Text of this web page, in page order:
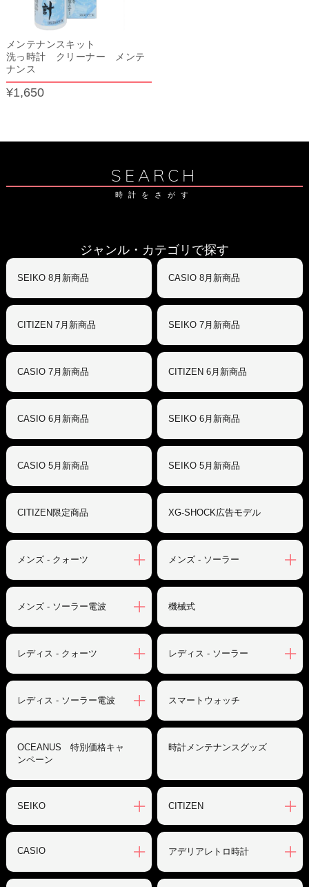
メンテナンスキット
洗っ時計 クリーナー メンテ
ナンス
¥1,650
SEARCH
時計をさがす
ジャンル・カテゴリで探す
SEIKO 8月新商品 CASIO 8月新商品
CITIZEN 7月新商品 SEIKO 7月新商品
CASIO 7月新商品 CITIZEN 6月新商品
CASIO 6月新商品 SEIKO 6月新商品
CASIO 5月新商品 SEIKO 5月新商品
CITIZEN限定商品 XG-SHOCK広告モデル
メンズ - クォーツ メンズ - ソーラー
メンズ - ソーラー電波 機械式
レディス - クォーツ レディス - ソーラー
レディス - ソーラー電波 スマートウォッチ
OCEANUS 特別価格キャ
ンペーン
時計メンテナンスグッズ
SEIKO CITIZEN
CASIO アデリアレトロ時計